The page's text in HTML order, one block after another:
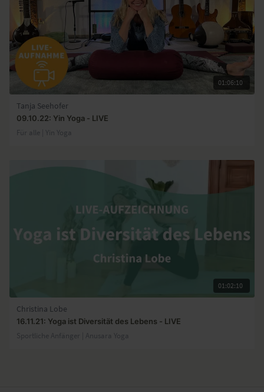
01:06:10
Tanja Seehofer
09.10.22: Yin Yoga - LIVE
Für alle | Yin Yoga
01:02:10
Christina Lobe
16.11.21: Yoga ist Diversität des Lebens - LIVE
Sportliche Anfänger | Anusara Yoga